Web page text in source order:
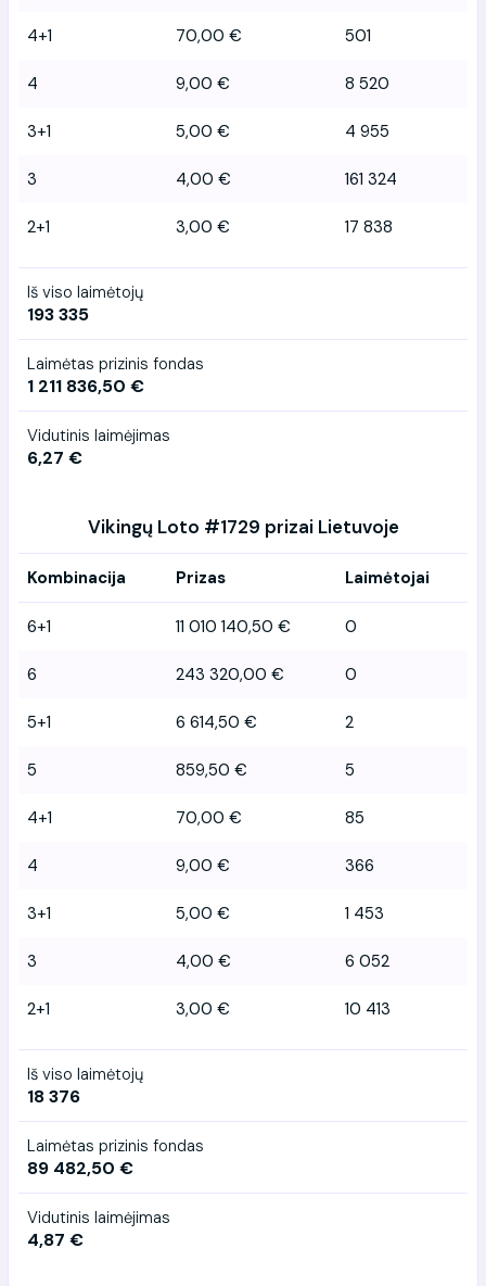
4+1 70,00 € 501
4 9,00 € 8 520
3+1 5,00 € 4 955
3 4,00 € 161 324
2+1 3,00 € 17 838
Iš viso laimėtojų
193 335
Laimėtas prizinis fondas
1 211 836,50 €
Vidutinis laimėjimas
6,27 €
Vikingų Loto #1729 prizai Lietuvoje
Kombinacija Prizas Laimėtojai
6+1 11 010 140,50 € 0
6 243 320,00 € 0
5+1 6 614,50 € 2
5 859,50 € 5
4+1 70,00 € 85
4 9,00 € 366
3+1 5,00 € 1 453
3 4,00 € 6 052
2+1 3,00 € 10 413
Iš viso laimėtojų
18 376
Laimėtas prizinis fondas
89 482,50 €
Vidutinis laimėjimas
4,87 €